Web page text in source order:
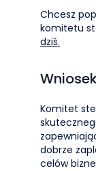
Chcesz
komitetu
dziś.
Komitet
dobrze
celów